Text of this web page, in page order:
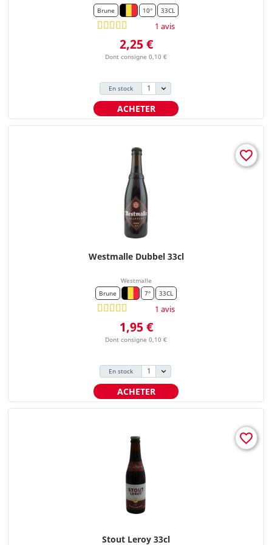
Brune
10° 33CL
1 avis
Prix
2,25 €
Dont consigne 0,10 €
En stock
ACHETER
Westmalle Dubbel 33cl
Westmalle
Brune
7° 33CL
1 avis
Prix
1,95 €
Dont consigne 0,10 €
En stock
ACHETER
favorite_border
Stout Leroy 33cl
favorite_border